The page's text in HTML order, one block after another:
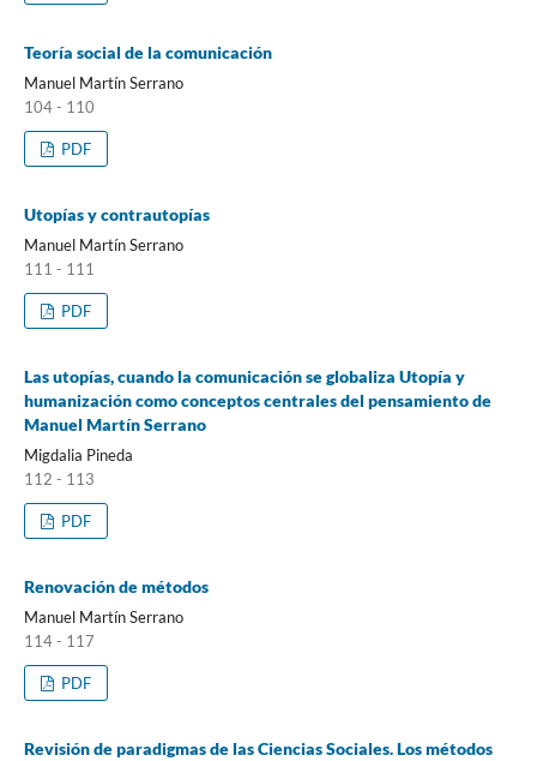
Teoría social de la comunicación
Manuel Martín Serrano
104 - 110
PDF
Utopías y contrautopías
Manuel Martín Serrano
111 - 111
PDF
Las utopías, cuando la comunicación se globaliza Utopía y
humanización como conceptos centrales del pensamiento de
Manuel Martín Serrano
Migdalia Pineda
112 - 113
PDF
Renovación de métodos
Manuel Martín Serrano
114 - 117
PDF
Revisión de paradigmas de las Ciencias Sociales. Los métodos